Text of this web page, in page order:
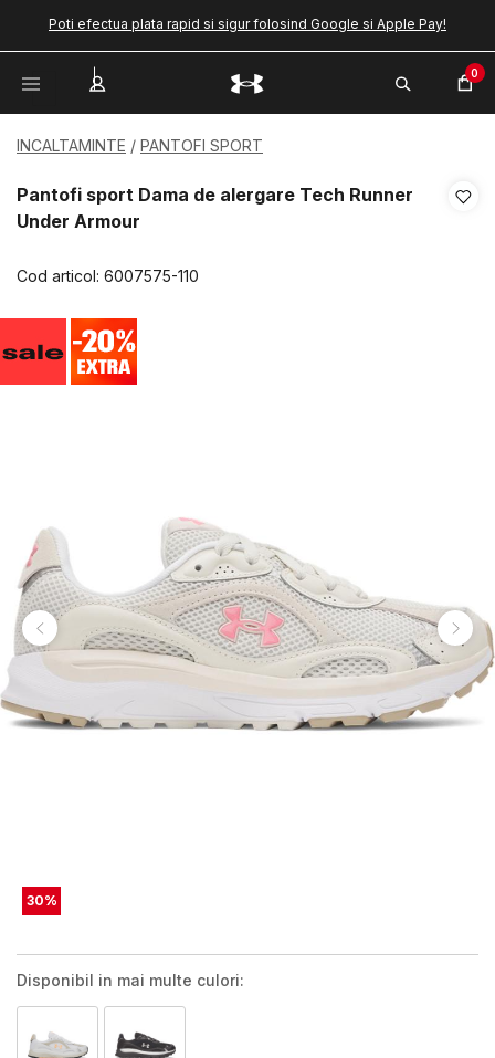
Poti efectua plata rapid si sigur folosind Google si Apple Pay!
0
INCALTAMINTE PANTOFI SPORT
Pantofi sport Dama de alergare Tech Runner
Under Armour
Cod articol: 6007575-110
30%
Disponibil in mai multe culori: